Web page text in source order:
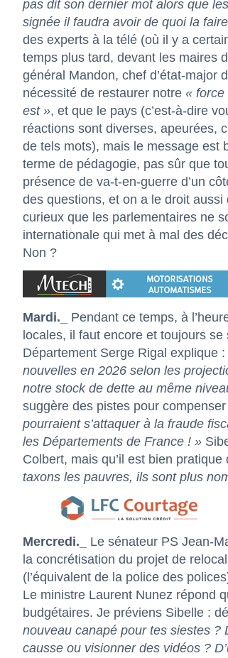
pas dit son dernier mot alors que
signée il faudra avoir de quoi la
des experts à la télé (où il y a
temps plus tard, devant les maires
général Mandon, chef d’état-major
nécessité de restaurer notre « force
est », et que le pays (c’est-à-dire
réactions sont diverses, apeurées,
de tels mots), mais le message est
terme de pédagogie, pas sûr que
présence de va-t-en-guerre d’un
des questions, et on a le droit
curieux que les parlementaires ne
internationale qui met à mal des
Non ?
Mardi._ Pendant ce temps, à
locales, il faut encore et toujours
Département Serge Rigal explique :
nouvelles en 2026 selon les
notre stock de dette au même
suggère des pistes pour
pourraient s’attaquer à la fraude
les Départements de France ! »
Colbert, mais qu’il est bien pratique
taxons les pauvres, ils sont plus
Mercredi._ Le sénateur PS Jean-
la concrétisation du projet de
(l’équivalent de la police des
Le ministre Laurent Nunez répond
budgétaires. Je préviens Sibelle :
nouveau canapé pour tes siestes ?
causse ou visionner des vidéos ?